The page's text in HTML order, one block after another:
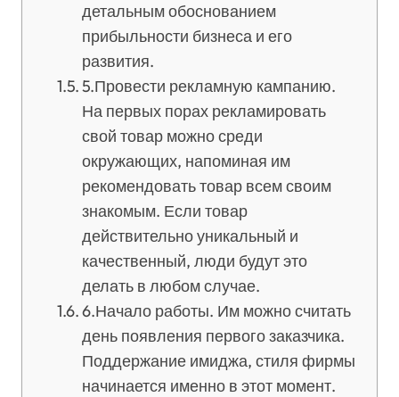
детальным обоснованием
прибыльности бизнеса и его
развития.
5.Провести рекламную кампанию.
На первых порах рекламировать
свой товар можно среди
окружающих, напоминая им
рекомендовать товар всем своим
знакомым. Если товар
действительно уникальный и
качественный, люди будут это
делать в любом случае.
6.Начало работы. Им можно считать
день появления первого заказчика.
Поддержание имиджа, стиля фирмы
начинается именно в этот момент.